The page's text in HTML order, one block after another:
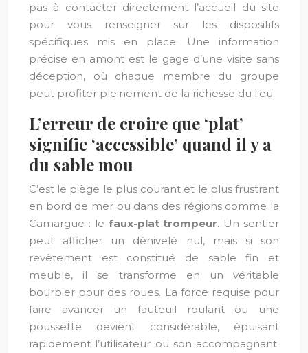
pas à contacter directement l’accueil du site
pour vous renseigner sur les dispositifs
spécifiques mis en place. Une information
précise en amont est le gage d’une visite sans
déception, où chaque membre du groupe
peut profiter pleinement de la richesse du lieu.
L’erreur de croire que ‘plat’
signifie ‘accessible’ quand il y a
du sable mou
C’est le piège le plus courant et le plus frustrant
en bord de mer ou dans des régions comme la
Camargue : le faux-plat trompeur. Un sentier
peut afficher un dénivelé nul, mais si son
revêtement est constitué de sable fin et
meuble, il se transforme en un véritable
bourbier pour des roues. La force requise pour
faire avancer un fauteuil roulant ou une
poussette devient considérable, épuisant
rapidement l’utilisateur ou son accompagnant.